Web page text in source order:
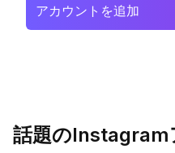
アカウントを追加
話題のInstagram